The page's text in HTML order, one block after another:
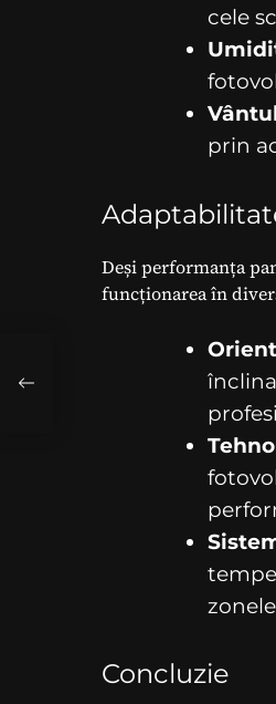
cele
prin
Deși performanța
funcționarea în
Concluzie